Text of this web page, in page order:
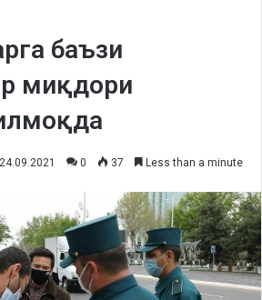
баъзи
миқдори
24.09.2021 0 37 Less than a minute